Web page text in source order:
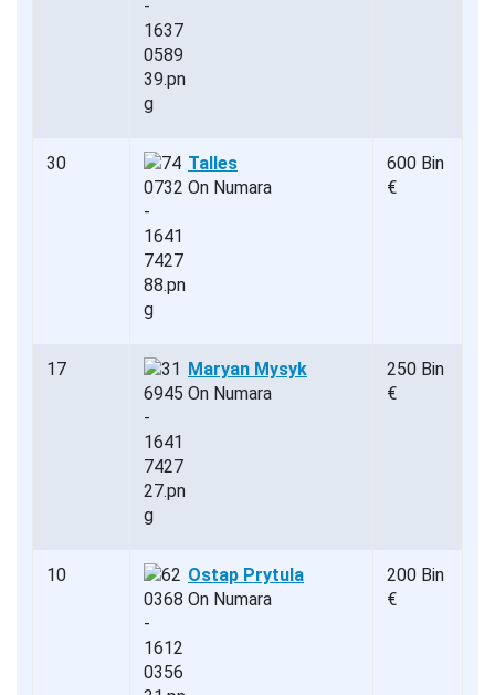
30
Talles
On Numara
600 Bin
€
17
Maryan Mysyk
On Numara
250 Bin
€
10
Ostap Prytula
On Numara
200 Bin
€